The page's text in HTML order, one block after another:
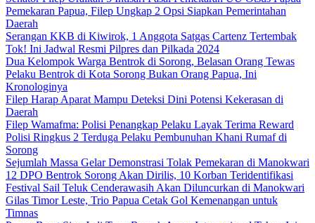
Pemekaran Papua, Filep Ungkap 2 Opsi Siapkan Pemerintahan
Daerah
Serangan KKB di Kiwirok, 1 Anggota Satgas Cartenz Tertembak
Tok! Ini Jadwal Resmi Pilpres dan Pilkada 2024
Dua Kelompok Warga Bentrok di Sorong, Belasan Orang Tewas
Pelaku Bentrok di Kota Sorong Bukan Orang Papua, Ini
Kronologinya
Filep Harap Aparat Mampu Deteksi Dini Potensi Kekerasan di
Daerah
Filep Wamafma: Polisi Penangkap Pelaku Layak Terima Reward
Polisi Ringkus 2 Terduga Pelaku Pembunuhan Khani Rumaf di
Sorong
Sejumlah Massa Gelar Demonstrasi Tolak Pemekaran di Manokwari
12 DPO Bentrok Sorong Akan Dirilis, 10 Korban Teridentifikasi
Festival Sail Teluk Cenderawasih Akan Diluncurkan di Manokwari
Gilas Timor Leste, Trio Papua Cetak Gol Kemenangan untuk
Timnas